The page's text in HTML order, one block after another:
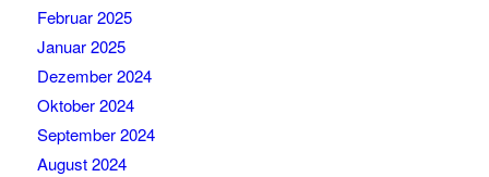
Februar 2025
Januar 2025
Dezember 2024
Oktober 2024
September 2024
August 2024